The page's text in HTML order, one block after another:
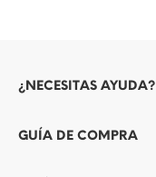
¿NECESITAS AYUDA?
GUÍA DE COMPRA